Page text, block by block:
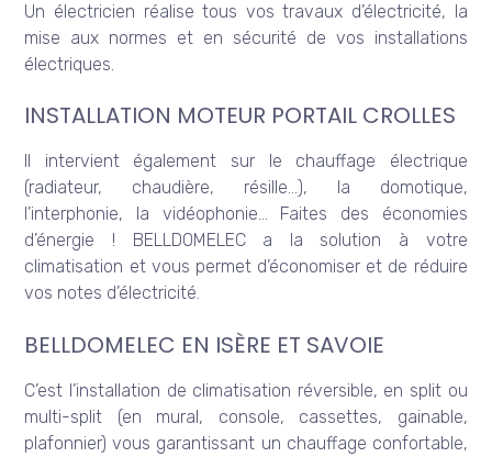
Un électricien réalise tous vos travaux d’électricité, la
mise aux normes et en sécurité de vos installations
électriques.
INSTALLATION MOTEUR PORTAIL CROLLES
Il intervient également sur le chauffage électrique
(radiateur, chaudière, résille…), la domotique,
l’interphonie, la vidéophonie… Faites des économies
d’énergie ! BELLDOMELEC a la solution à votre
climatisation et vous permet d’économiser et de réduire
vos notes d’électricité.
BELLDOMELEC EN ISÈRE ET SAVOIE
C’est l’installation de climatisation réversible, en split ou
multi-split (en mural, console, cassettes, gainable,
plafonnier) vous garantissant un chauffage confortable,